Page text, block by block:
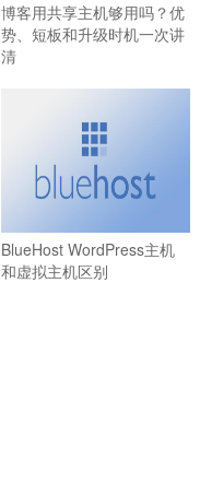
博客用共享主机够用吗？优
势、短板和升级时机一次讲
清
BlueHost WordPress主机
和虚拟主机区别